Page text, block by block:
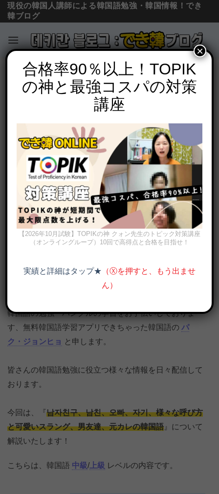
Skip
content
現役の韓国人講師による韓国語勉強・韓国情報！でき
韓ブログ
スラングと新造語
「彼氏」韓国語で？関係によって違う呼
び方 6選「元カレは何と呼ぶ？」
POSTED ON2021年3月18日 BY でき韓 パク先生
「彼氏」韓国語で？関係によって違う呼び方 6選「元カレは何と呼
ぶ？」
韓国語の勉強・ハングルの学習をお手伝いしておりま
す、無料韓国語学習アプリできちゃった韓国語の パ
ク・ジョンヒョ と申します。
皆さんの韓国語勉強に役立つ様々な情報を日々配信して
おります。
今回は、『남자친구、남친、오빠、자기、様々な呼び方
と可愛いスラング、男友達、元カレの韓国語 』について
解説いたします！
こちらは、韓国語 中級/ 上級 レベルの内容です。
合格率90％以上！TOPIK
の神と最強コスパの対策
講座
【2026年10月試験】TOPIKの神 クォン先生のトピック対策講座
（オンライングループ）10回で高得点と合格を目指せ！
実績と詳細はタップ★ （Ⓧを押すと、もう出ませ
ん）
×